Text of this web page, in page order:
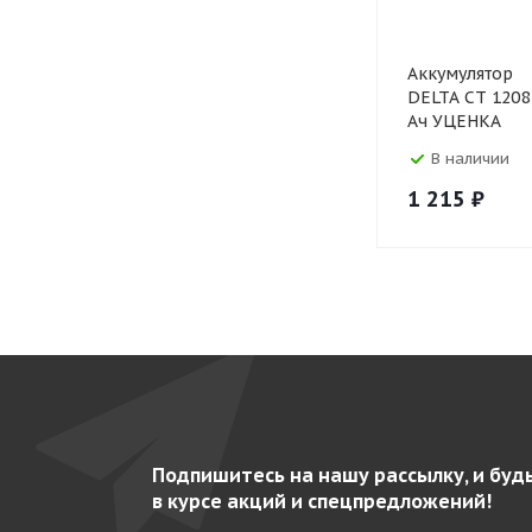
Аккумулятор
DELTA CT
Ач УЦЕНКА
В наличии
1 215 ₽
Подпишитесь на нашу рассылку, и
в курсе акций и спецпредложений!